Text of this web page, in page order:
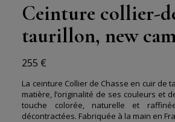
Ceinture collier-
taurillon, new
255 €
La ceinture Collier de Chasse en cuir de
matière, l’originalité de ses couleurs et
touche colorée, naturelle et
décontractées. Fabriquée à la main en